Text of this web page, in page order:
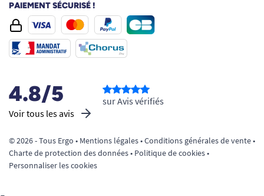
PAIEMENT SÉCURISÉ !
4.8/5
Voir tous les avis
sur Avis vérifiés
© 2026 - Tous Ergo • Mentions légales•Conditions générales de vente•
Charte de protection des données• Politique de cookies•
Personnaliser les cookies